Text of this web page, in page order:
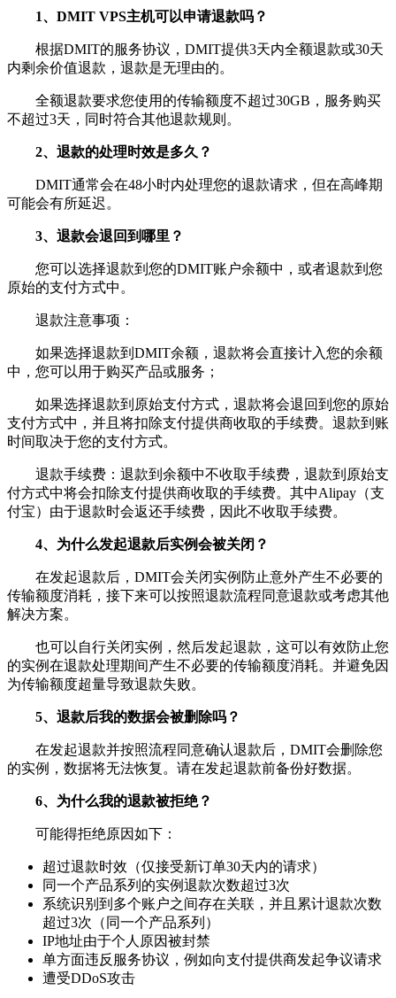
1、DMIT VPS主机可以申请退款吗？
根据DMIT的服务协议，DMIT提供3天内全额退款或30天
内剩余价值退款，退款是无理由的。
全额退款要求您使用的传输额度不超过30GB，服务购买
不超过3天，同时符合其他退款规则。
2、退款的处理时效是多久？
DMIT通常会在48小时内处理您的退款请求，但在高峰期
可能会有所延迟。
3、退款会退回到哪里？
您可以选择退款到您的DMIT账户余额中，或者退款到您
原始的支付方式中。
退款注意事项：
如果选择退款到DMIT余额，退款将会直接计入您的余额
中，您可以用于购买产品或服务；
如果选择退款到原始支付方式，退款将会退回到您的原始
支付方式中，并且将扣除支付提供商收取的手续费。退款到账
时间取决于您的支付方式。
退款手续费：退款到余额中不收取手续费，退款到原始支
付方式中将会扣除支付提供商收取的手续费。其中Alipay（支
付宝）由于退款时会返还手续费，因此不收取手续费。
4、为什么发起退款后实例会被关闭？
在发起退款后，DMIT会关闭实例防止意外产生不必要的
传输额度消耗，接下来可以按照退款流程同意退款或考虑其他
解决方案。
也可以自行关闭实例，然后发起退款，这可以有效防止您
的实例在退款处理期间产生不必要的传输额度消耗。并避免因
为传输额度超量导致退款失败。
5、退款后我的数据会被删除吗？
在发起退款并按照流程同意确认退款后，DMIT会删除您
的实例，数据将无法恢复。请在发起退款前备份好数据。
6、为什么我的退款被拒绝？
可能得拒绝原因如下：
超过退款时效（仅接受新订单30天内的请求）
同一个产品系列的实例退款次数超过3次
系统识别到多个账户之间存在关联，并且累计退款次数
超过3次（同一个产品系列）
IP地址由于个人原因被封禁
单方面违反服务协议，例如向支付提供商发起争议请求
遭受DDoS攻击